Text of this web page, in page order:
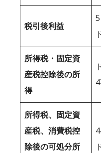
税引後利益
所得税・固定資
産税控除後の所
得
所得税、固定資
産税、消費税控
除後の可処分所